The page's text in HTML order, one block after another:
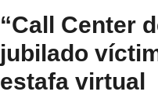
“Call Center
jubilado
estafa virtual